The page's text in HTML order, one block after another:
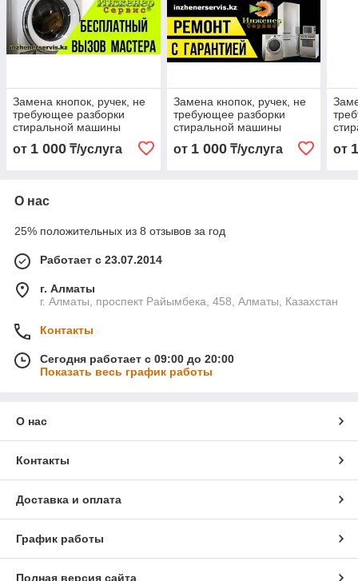
Замена кнопок, ручек, не
требующее разборки
стиральной машины
ATLANT/АТЛАНТ
от 1 000 ₸/услуга
Замена кнопок, ручек, не
требующее разборки
стиральной машины
от 1 000₸/услуга от
О нас
25% положительных из 8 отзывов за год
Работает с 23.07.2014
г. Алматы
г. Алматы, проспект Райымбека, 458, Алматы, Казахстан
Контакты
Сегодня работает с 09:00 до 20:00
Показать весь график работы
О нас
Контакты
Доставка и оплата
График работы
Полная версия сайта